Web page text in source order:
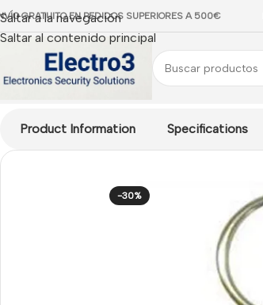
Saltar a la navegación
Saltar al contenido principal
GRATUITO EN PEDIDOS SUPERIORES A 500€
Product Information Specifications
-30%